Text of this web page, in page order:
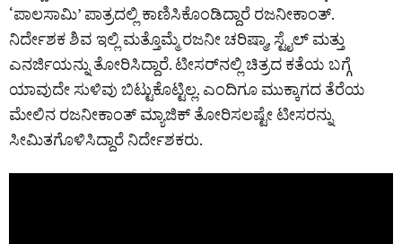
‘ಪಾಲಸಾಮಿ’ ಪಾತ್ರದಲ್ಲಿ ಕಾಣಿಸಿಕೊಂಡಿದ್ದಾರೆ ರಜನೀಕಾಂತ್.
ನಿರ್ದೇಶಕ ಶಿವ ಇಲ್ಲಿ ಮತ್ತೊಮ್ಮೆ ರಜನೀ ಚರಿಷ್ಮಾ, ಸ್ಟೈಲ್‌ ಮತ್ತು
ಎನರ್ಜಿಯನ್ನು ತೋರಿಸಿದ್ದಾರೆ. ಟೀಸರ್‌ನಲ್ಲಿ ಚಿತ್ರದ ಕತೆಯ ಬಗ್ಗೆ
ಯಾವುದೇ ಸುಳಿವು ಬಿಟ್ಟುಕೊಟ್ಟಿಲ್ಲ. ಎಂದಿಗೂ ಮುಕ್ಕಾಗದ ತೆರೆಯ
ಮೇಲಿನ ರಜನೀಕಾಂತ್‌ ಮ್ಯಾಜಿಕ್‌ ತೋರಿಸಲಷ್ಟೇ ಟೀಸರನ್ನು
ಸೀಮಿತಗೊಳಿಸಿದ್ದಾರೆ ನಿರ್ದೇಶಕರು.